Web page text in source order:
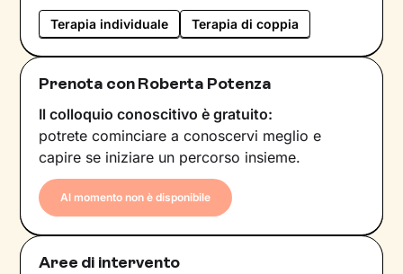
Terapia individuale Terapia di coppia
Prenota con Roberta Potenza
Il colloquio conoscitivo è gratuito:
potrete cominciare a conoscervi meglio e
capire se iniziare un percorso insieme.
Al momento non è disponibile
Aree di intervento